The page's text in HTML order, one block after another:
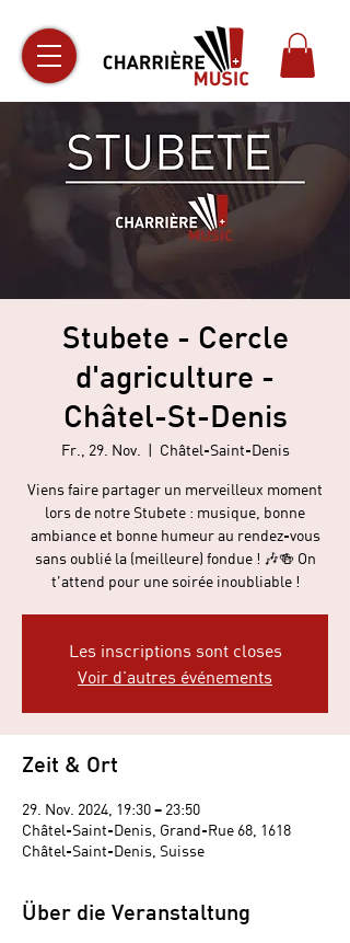
Stubete - Cercle
d'agriculture -
Châtel-St-Denis
Fr., 29. Nov.
  |
Châtel-Saint-Denis
Viens faire partager un merveilleux moment
lors de notre Stubete : musique, bonne
ambiance et bonne humeur au rendez-vous
sans oublié la (meilleure) fondue ! 🎶🍻 On
t’attend pour une soirée inoubliable !
Les inscriptions sont closes
Voir d'autres événements
Zeit & Ort
29. Nov. 2024, 19:30 – 23:50
Châtel-Saint-Denis, Grand-Rue 68, 1618
Châtel-Saint-Denis, Suisse
Über die Veranstaltung